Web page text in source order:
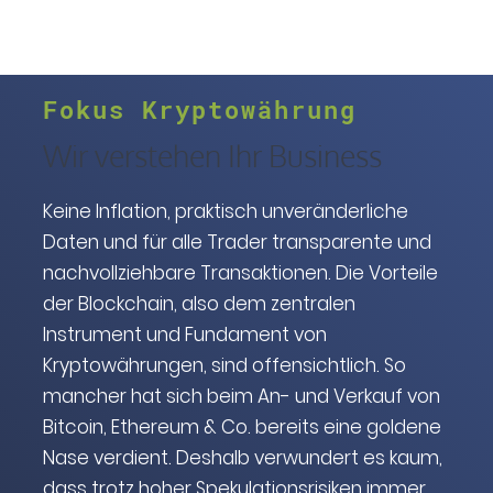
Fokus Kryptowährung
Wir verstehen Ihr Business
Keine Inflation, praktisch unveränderliche
Daten und für alle Trader transparente und
nachvollziehbare Transaktionen. Die Vorteile
der Blockchain, also dem zentralen
Instrument und Fundament von
Kryptowährungen, sind offensichtlich. So
mancher hat sich beim An- und Verkauf von
Bitcoin, Ethereum & Co. bereits eine goldene
Nase verdient. Deshalb verwundert es kaum,